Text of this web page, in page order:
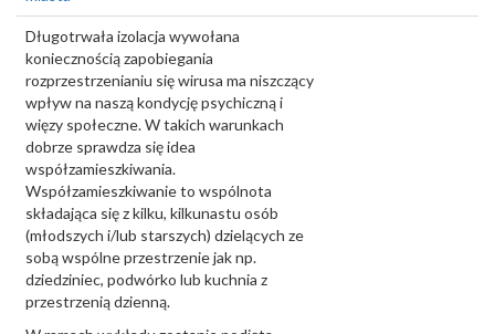
Długotrwała izolacja wywołana
koniecznością zapobiegania
rozprzestrzenianiu się wirusa ma niszczący
wpływ na naszą kondycję psychiczną i
więzy społeczne. W takich warunkach
dobrze sprawdza się idea
współzamieszkiwania.
Współzamieszkiwanie to wspólnota
składająca się z kilku, kilkunastu osób
(młodszych i/lub starszych) dzielących ze
sobą wspólne przestrzenie jak np.
dziedziniec, podwórko lub kuchnia z
przestrzenią dzienną.